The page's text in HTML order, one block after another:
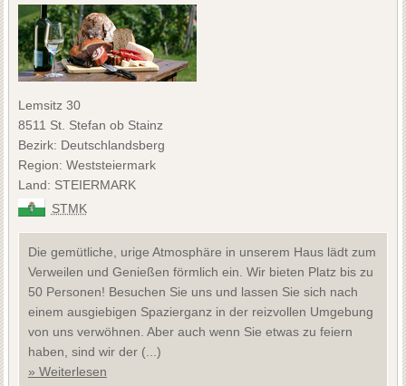
Lemsitz 30
8511 St. Stefan ob Stainz
Bezirk: Deutschlandsberg
Region: Weststeiermark
Land: STEIERMARK
STMK
Die gemütliche, urige Atmosphäre in unserem Haus lädt zum
Verweilen und Genießen förmlich ein. Wir bieten Platz bis zu
50 Personen! Besuchen Sie uns und lassen Sie sich nach
einem ausgiebigen Spazierganz in der reizvollen Umgebung
von uns verwöhnen. Aber auch wenn Sie etwas zu feiern
haben, sind wir der (...)
» Weiterlesen